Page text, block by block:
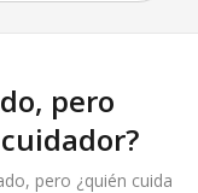
pero
pero ¿quién cuida